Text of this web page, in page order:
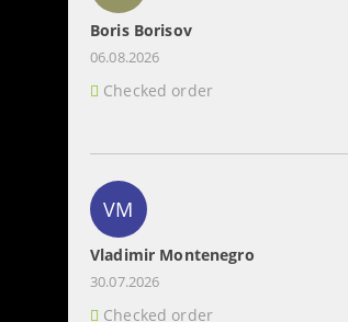
Boris Borisov
06.08.2026
Checked order
VM
Vladimir Montenegro
30.07.2026
Checked order